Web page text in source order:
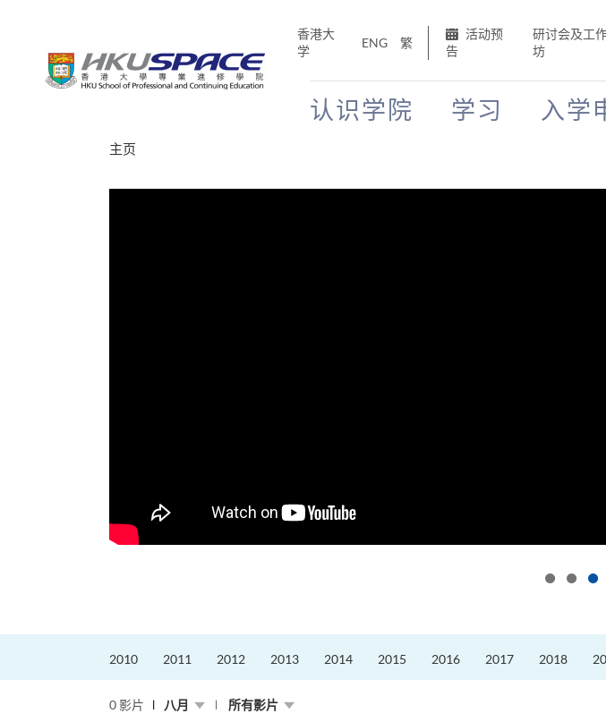
香港大
学
ENG 繁
活动预
告
研讨会及工
坊
认识学院 学习 入学
主页
2010 2011 2012 2013 2014 2015 2016 2017 2018
0 影片 八月 所有影片